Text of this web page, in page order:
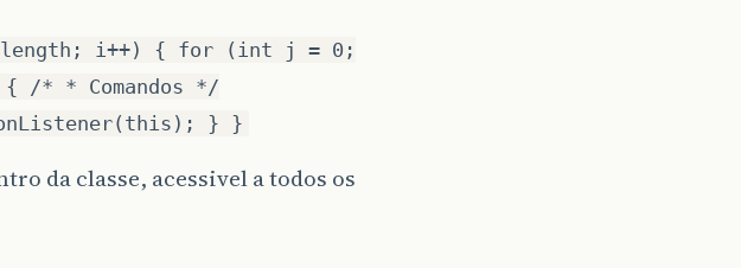
i++) { for (int j = 0;
/* * Comandos */
} }
da classe, acessivel a todos os